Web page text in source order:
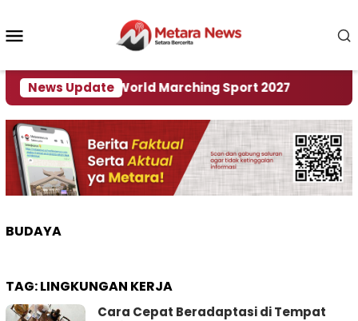
konten
News Update
Rumah World Marching Sport 2027
BUDAYA
TAG:LINGKUNGAN KERJA
Cara Cepat Beradaptasi di Tempat